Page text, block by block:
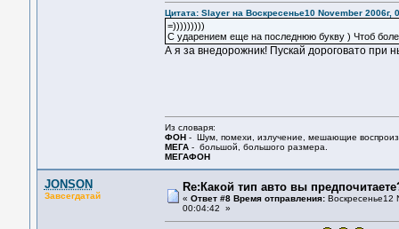
Цитата: Slayer на Воскресенье10 November 2006г,
=)))))))))
С ударением еще на последнюю букву ) Чтоб
А я за внедорожник! Пускай дороговато
Из словаря:
ФОН- Шум, помехи, излучение, мешающие
МЕГА- большой, большого размера.
МЕГАФОН
JONSON
Завсегдатай
Re:Какой тип авто вы
« Ответ #8 Время отправления:Воскресенье12
00:04:42 »